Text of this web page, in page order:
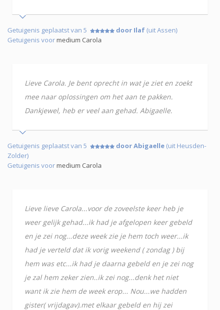
Getuigenis geplaatst van 5 door Ilaf (uit Assen)
Getuigenis voormedium Carola
Lieve Carola. Je bent oprecht in wat je ziet en zoekt
mee naar oplossingen om het aan te pakken.
Dankjewel, heb er veel aan gehad. Abigaelle.
Getuigenis geplaatst van 5 door Abigaelle (uit Heusden-
Zolder)
Getuigenis voormedium Carola
Lieve lieve Carola...voor de zoveelste keer heb je
weer gelijk gehad...ik had je afgelopen keer gebeld
en je zei nog...deze week zie je hem toch weer...ik
had je verteld dat ik vorig weekend ( zondag ) bij
hem was etc...ik had je daarna gebeld en je zei nog
je zal hem zeker zien..ik zei nog...denk het niet
want ik zie hem de week erop... Nou...we hadden
gister( vrijdagav).met elkaar gebeld en hij zei